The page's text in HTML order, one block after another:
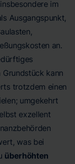
im
Ausgangspunkt,
an.
kann
trotzdem einen
umgekehrt
exzellent
was bei
überhöhten